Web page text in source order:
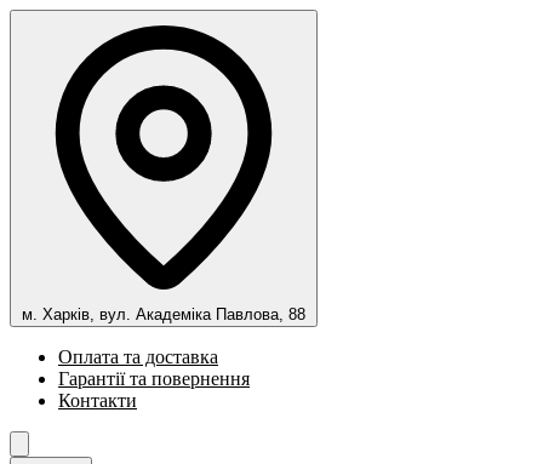
м. Харків, вул. Академіка Павлова, 88
Оплата та доставка
Гарантії та повернення
Контакти